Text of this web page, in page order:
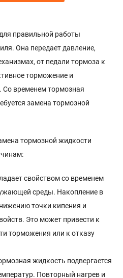
правильной работы
Она передает давление,
от педали тормоза к
торможение и
Со временем тормозная
замена тормозной
тормозной жидкости
свойством со временем
среды. Накопление в
точки кипения и
Это может привести к
торможения или к отказу
жидкость подвергается
Повторный нагрев и